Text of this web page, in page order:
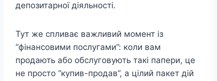
депозитарної діяльності.
Тут же спливає важливий момент із
“фінансовими послугами”: коли вам
продають або обслуговують такі папери, це
не просто “купив-продав”, а цілий пакет дій